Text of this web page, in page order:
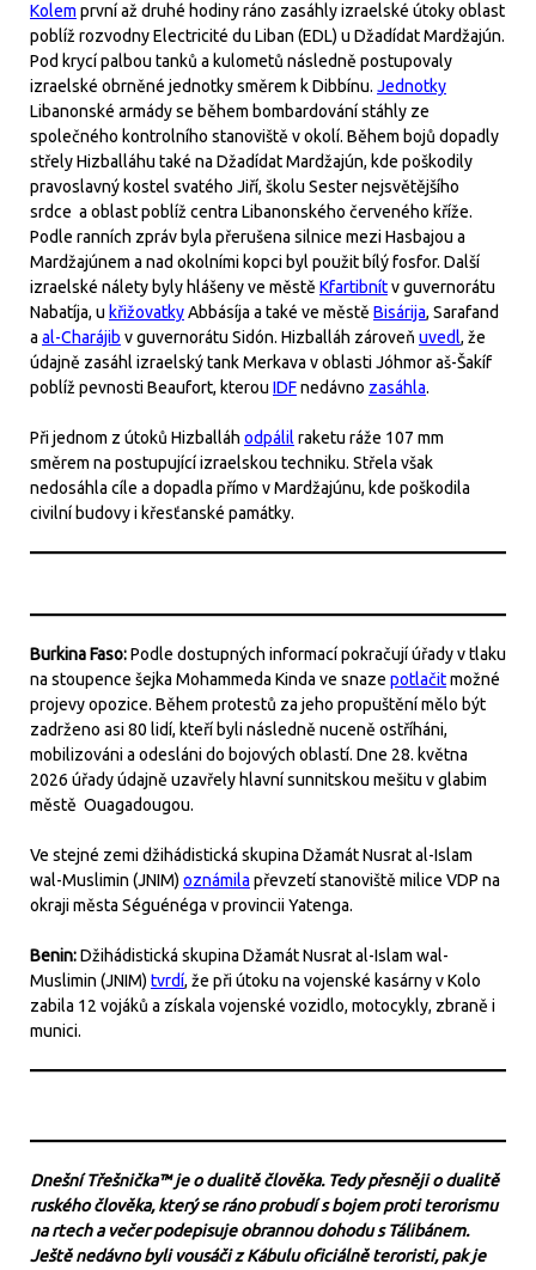
Kolem první až druhé hodiny ráno zasáhly izraelské útoky oblast
poblíž rozvodny Electricité du Liban (EDL) u Džadídat Mardžajún.
Pod krycí palbou tanků a kulometů následně postupovaly
izraelské obrněné jednotky směrem k Dibbínu. Jednotky
Libanonské armády se během bombardování stáhly ze
společného kontrolního stanoviště v okolí. Během bojů dopadly
střely Hizballáhu také na Džadídat Mardžajún, kde poškodily
pravoslavný kostel svatého Jiří, školu Sester nejsvětějšího
srdce a oblast poblíž centra Libanonského červeného kříže.
Podle ranních zpráv byla přerušena silnice mezi Hasbajou a
Mardžajúnem a nad okolními kopci byl použit bílý fosfor. Další
izraelské nálety byly hlášeny ve městě Kfartibnítv guvernorátu
Nabatíja, u křižovatkyAbbásíja a také ve městě Bisárija, Sarafand
a al-Charájib v guvernorátu Sidón. Hizballáh zároveň uvedl, že
údajně zasáhl izraelský tank Merkava v oblasti Jóhmor aš-Šakíf
poblíž pevnosti Beaufort, kterou IDFnedávno zasáhla.
Při jednom z útoků Hizballáh odpálil raketu ráže 107 mm
směrem na postupující izraelskou techniku. Střela však
nedosáhla cíle a dopadla přímo v Mardžajúnu, kde poškodila
civilní budovy i křesťanské památky.
Burkina Faso:Podle dostupných informací pokračují úřady v tlaku
na stoupence šejka Mohammeda Kinda ve snaze potlačitmožné
projevy opozice. Během protestů za jeho propuštění mělo být
zadrženo asi 80 lidí, kteří byli následně nuceně ostříháni,
mobilizováni a odesláni do bojových oblastí. Dne 28. května
2026 úřady údajně uzavřely hlavní sunnitskou mešitu v glabim
městě Ouagadougou.
Ve stejné zemi džihádistická skupina Džamát Nusrat al-Islam
wal-Muslimin (JNIM) oznámila převzetí stanoviště milice VDP na
okraji města Séguénéga v provincii Yatenga.
Benin:Džihádistická skupina Džamát Nusrat al-Islam wal-
Muslimin (JNIM) tvrdí, že při útoku na vojenské kasárny v Kolo
zabila 12 vojáků a získala vojenské vozidlo, motocykly, zbraně i
munici.
Dnešní Třešnička™ je o dualitě člověka. Tedy přesněji o dualitě
ruského člověka, který se ráno probudí s bojem proti terorismu
na rtech a večer podepisuje obrannou dohodu s Tálibánem.
Ještě nedávno byli vousáči z Kábulu oficiálně teroristi, pak je